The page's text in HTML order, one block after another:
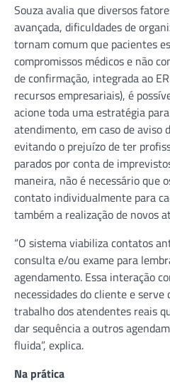
Souza avalia que diversos
avançada, dificuldades de
tornam comum que pacientes
compromissos médicos e não
de confirmação, integrada ao
recursos empresariais), é
acione toda uma estratégia
atendimento, em caso de aviso
evitando o prejuízo de ter
parados por conta de
maneira, não é necessário que
contato individualmente para
também a realização de novos
“O sistema viabiliza contatos
consulta e/ou exame para
agendamento. Essa interação
necessidades do cliente e
trabalho dos atendentes reais
dar sequência a outros
fluida”, explica.
Na prática